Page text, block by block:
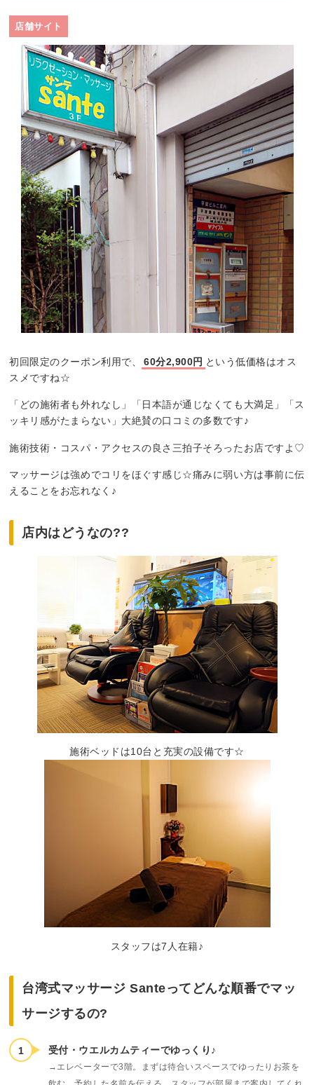
店舗サイト
初回限定のクーポン利用で、 60分2,900円 という低価格はオス
スメですね☆
「どの施術者も外れなし」「日本語が通じなくても大満足」「ス
ッキリ感がたまらない」大絶賛の口コミの多数です♪
施術技術・コスパ・アクセスの良さ三拍子そろったお店ですよ♡
マッサージは強めでコリをほぐす感じ☆痛みに弱い方は事前に伝
えることをお忘れなく♪
店内はどうなの??
施術ベッドは10台と充実の設備です☆
スタッフは7人在籍♪
台湾式マッサージ Santeってどんな順番でマッ
サージするの?
受付・ウエルカムティーでゆっくり♪
→エレベーターで3階。まずは待合いスペースでゆったりお茶を